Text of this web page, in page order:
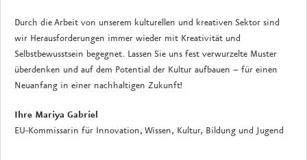
Durch die Arbeit von unserem kulturellen und kreativen Sektor sind
wir Herausforderungen immer wieder mit Kreativität und
Selbstbewusstsein begegnet. Lassen Sie uns fest verwurzelte Muster
überdenken und auf dem Potential der Kultur aufbauen – für einen
Neuanfang in einer nachhaltigen Zukunft!
Ihre Mariya Gabriel
EU-Kommissarin für Innovation, Wissen, Kultur, Bildung und Jugend